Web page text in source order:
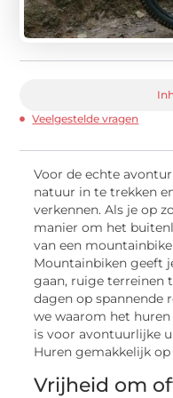
Veelgestelde vragen
Voor de echte
natuur in te trekken
verkennen. Als je op
manier om het
van een
Mountainbiken geeft
gaan, ruige terreinen
dagen op spannende
we waarom het
is voor avontuurlijke
Huren gemakkelijk
Vrijheid om